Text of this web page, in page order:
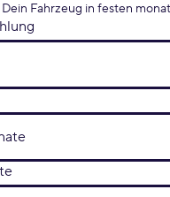
Fahrzeug in festen